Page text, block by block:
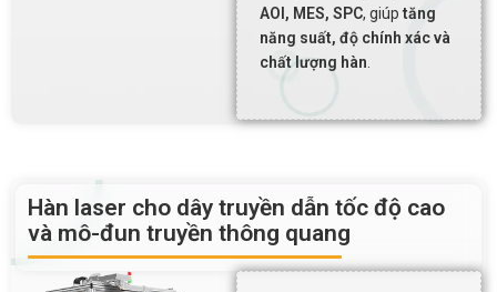
AOI, MES, SPC, giúptăng
năng suất, độ chính xác và
chất lượng hàn.
Hàn laser cho dây truyền dẫn tốc độ cao
và mô-đun truyền thông quang